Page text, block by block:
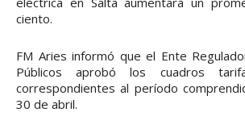
ciento.
FM Aries informó que el Ente
Públicos aprobó los cuadros
correspondientes al período
30 de abril.